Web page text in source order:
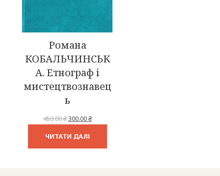
Романа
КОБАЛЬЧИНСЬК
А. Етнограф і
мистецтвознавец
ь
450.00₴Оригінальна
450.00 ₴.
300.00₴Поточна
ЧИТАТИ ДАЛІ